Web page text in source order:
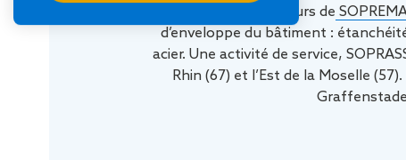
Les collaborateurs de
d’enveloppe du bâtiment :
acier. Une activité de service,
Rhin (67) et l’Est de la Moselle